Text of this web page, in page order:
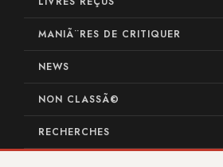
MANIÃ¨RES DE CRITIQUER
NEWS
NON CLASSÃ©
RECHERCHES